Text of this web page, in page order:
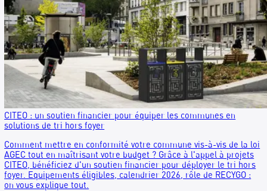
Cas client : Marie Surgelés
Marie Surgelés accélère sa démarche RSE grâce au
ses tenues jetables.
→Lire la suite28/05/2026